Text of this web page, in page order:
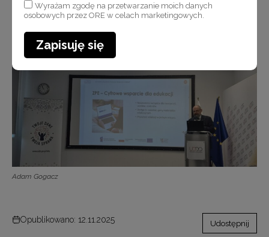
Katarzyna Lubnauer
Adam Gogacz
Opublikowano: 12.11.2025 Udostępnij
Wyrażam zgodę na przetwarzanie moich danych
osobowych przez ORE w celach marketingowych.
Zapisuję się